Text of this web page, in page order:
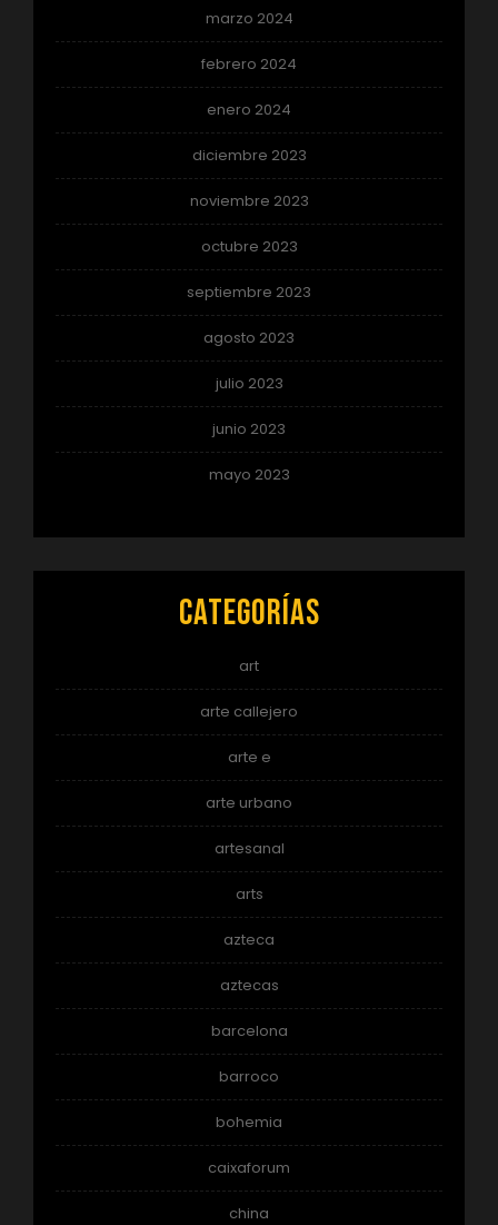
marzo 2024
febrero 2024
enero 2024
diciembre 2023
noviembre 2023
octubre 2023
septiembre 2023
agosto 2023
julio 2023
junio 2023
mayo 2023
Categorías
art
arte callejero
arte e
arte urbano
artesanal
arts
azteca
aztecas
barcelona
barroco
bohemia
caixaforum
china